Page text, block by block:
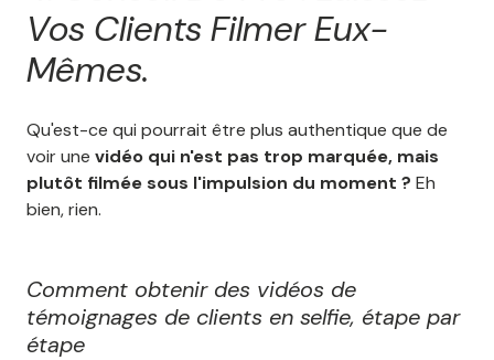
Vos Clients Filmer Eux-
Mêmes.
Qu'est-ce qui pourrait être plus authentique que de
voir une vidéo qui n'est pas trop marquée, mais
plutôt filmée sous l'impulsion du moment ? Eh
bien, rien.
Comment obtenir des vidéos de
témoignages de clients en selfie, étape par
étape